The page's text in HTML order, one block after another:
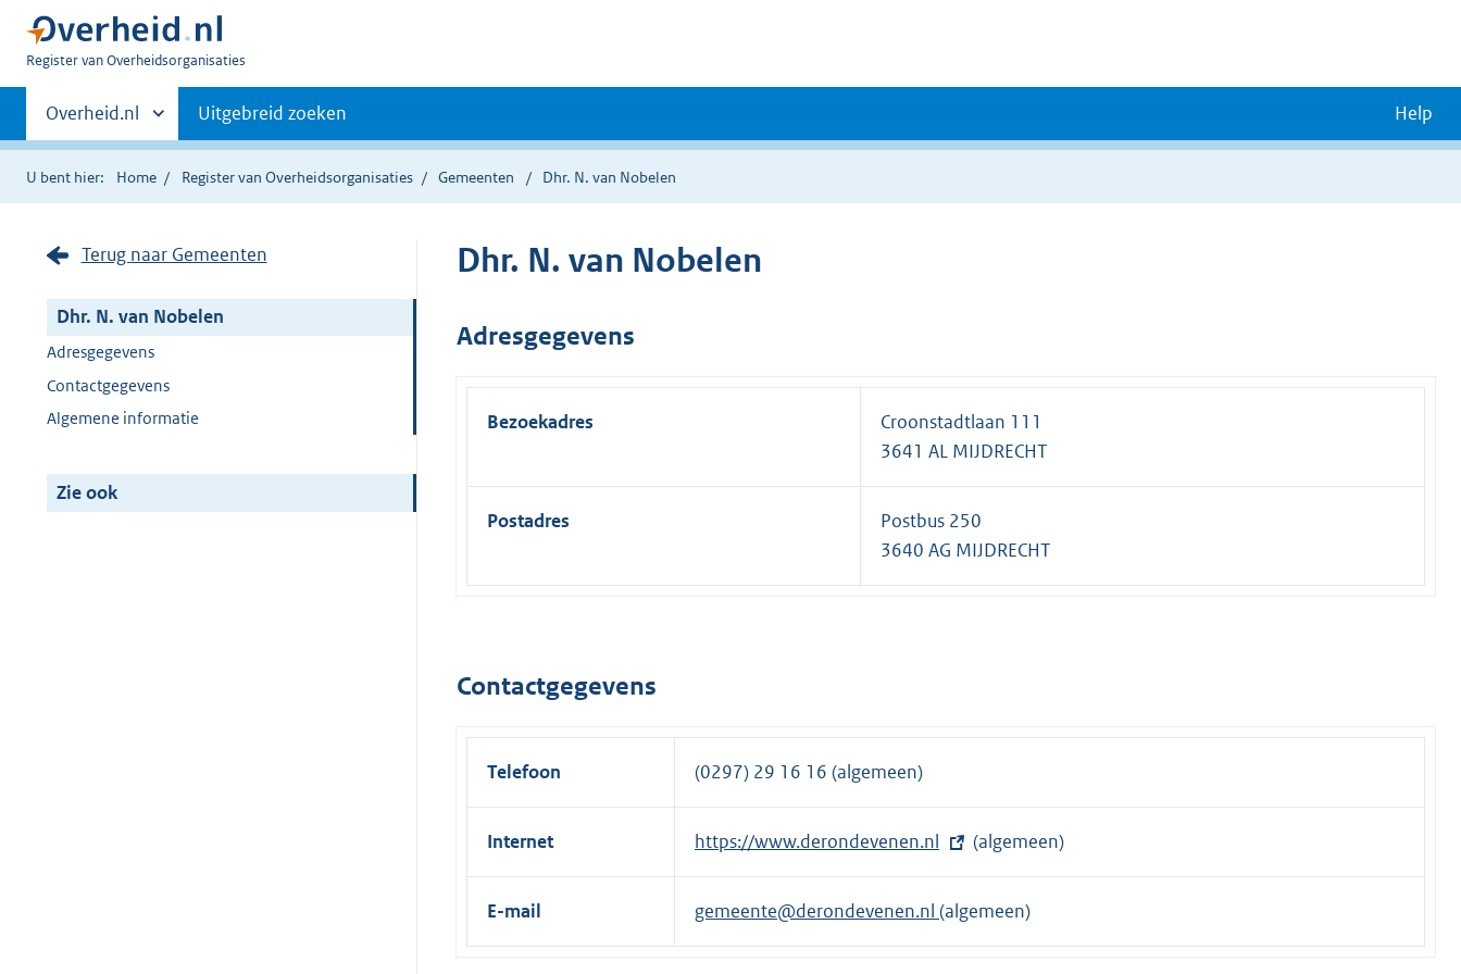
U
Register van Overheidsorganisaties
Primaire
navigatie
Andere
sites
binnen
Overheid.nl Uitgebreid zoeken Help
U bent hier: Home Register van Overheidsorganisaties Gemeenten Dhr. N. van Nobelen
Terug naar Gemeenten
Dhr. N. van Nobelen
Adresgegevens
Contactgegevens
Algemene informatie
Zie ook
Dhr. N. van Nobelen
Adresgegevens
Bezoekadres
Croonstadtlaan 111
3641 AL MIJDRECHT
Postadres
Postbus 250
3640 AG MIJDRECHT
Contactgegevens
Telefoon (0297) 29 16 16 (algemeen)
Internet
E
x
e
r
https://www.derondevenen.nl (algemeen)
E-mail gemeente@derondevenen.nl (algemeen)